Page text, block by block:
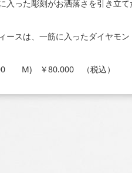
入った彫刻がお洒落さを引き立て
ースは、一筋に入ったダイヤモ
M) ￥80.000 （税込）